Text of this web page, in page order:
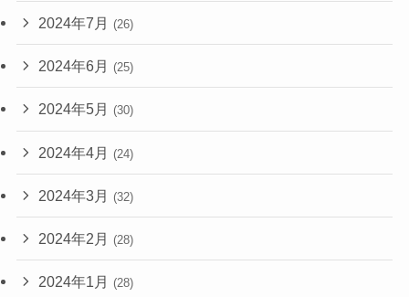
2024年7月 (26)
2024年6月 (25)
2024年5月 (30)
2024年4月 (24)
2024年3月 (32)
2024年2月 (28)
2024年1月 (28)